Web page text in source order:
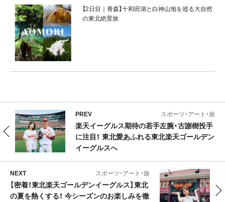
【2日目｜青森】十和田湖と白神山地を巡る大自然
の東北絶景旅
PREV スポーツ・アート・旅
楽天イーグルス期待の若手左腕・古謝樹投手
に注目！ 東北愛あふれる東北楽天ゴールデン
イーグルスへ
NEXT スポーツ・アート・旅
【密着！東北楽天ゴールデンイーグルス】東北
の夏を熱くする！ 今シーズンのお楽しみを徹